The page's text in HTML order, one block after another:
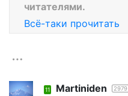
читателями.
Всё-таки прочитать
11 Martiniden 2979